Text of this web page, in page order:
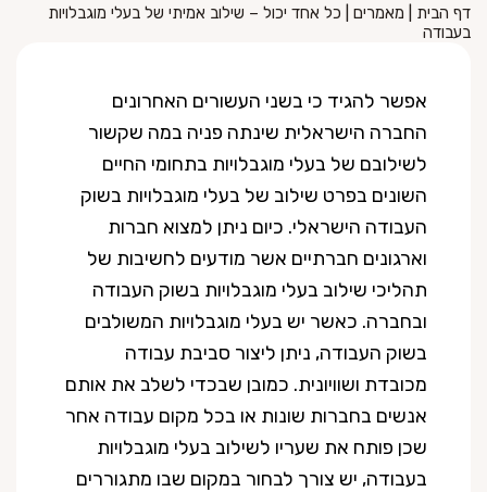
דף הבית מאמרים
כל אחד יכול – שילוב אמיתי של בעלי מוגבלויות
בעבודה
אפשר להגיד כי בשני העשורים האחרונים
החברה הישראלית שינתה פניה במה שקשור
לשילובם של בעלי מוגבלויות בתחומי החיים
השונים בפרט שילוב של בעלי מוגבלויות בשוק
העבודה הישראלי. כיום ניתן למצוא חברות
וארגונים חברתיים אשר מודעים לחשיבות של
תהליכי שילוב בעלי מוגבלויות בשוק העבודה
ובחברה. כאשר יש בעלי מוגבלויות המשולבים
בשוק העבודה, ניתן ליצור סביבת עבודה
מכובדת ושוויונית. כמובן שבכדי לשלב את אותם
אנשים בחברות שונות או בכל מקום עבודה אחר
שכן פותח את שעריו לשילוב בעלי מוגבלויות
בעבודה, יש צורך לבחור במקום שבו מתגוררים